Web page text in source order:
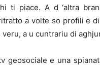
ti piace. A d ‘altra
a volte so profili e
a u cuntrariu di
geosociale e una